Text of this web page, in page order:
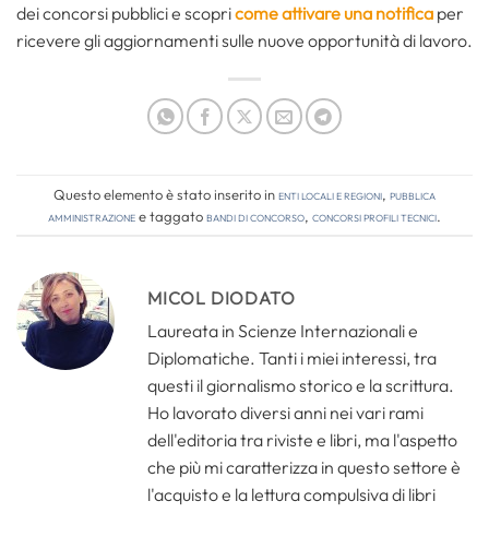
dei concorsi pubblici e scopricome attivare una notifica per
ricevere gli aggiornamenti sulle nuove opportunità di lavoro.
Questo elemento è stato inserito inEnti locali e regioni, Pubblica
amministrazionee taggatobandi di concorso, concorsi profili tecnici.
MICOL DIODATO
Laureata in Scienze Internazionali e
Diplomatiche. Tanti i miei interessi, tra
questi il giornalismo storico e la scrittura.
Ho lavorato diversi anni nei vari rami
dell'editoria tra riviste e libri, ma l'aspetto
che più mi caratterizza in questo settore è
l'acquisto e la lettura compulsiva di libri